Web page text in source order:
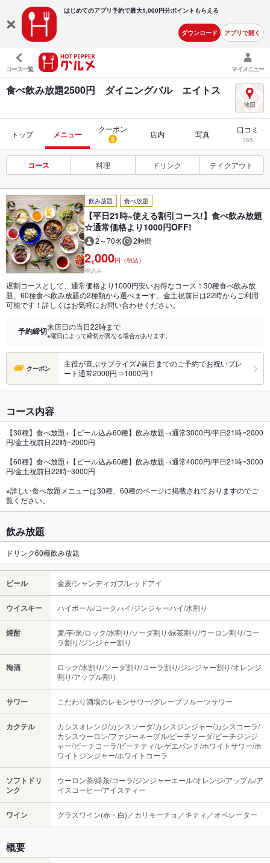
はじめてのアプリ予約で最大1,000円分ポイントもらえる
ダウンロード アプリで開く
コース一覧 マイメニュー
食べ飲み放題2500円 ダイニングバル エイトス
トップ メニュー
クーポン
3 店内 写真 口コミ
165
コース 料理 ドリンク テイクアウト
飲み放題 食べ放題
【平日21時~使える割引コース!】食べ飲み放題
☆通常価格より1000円OFF!
2～70名 2時間
2,000円（税込）
税込み
遅割コースとして、通常価格より1000円安いお得なコース！30種食べ飲み放
題、60種食べ飲み放題の2種類から選べまーす。金土祝前日は22時からご利用
可能です！詳しくはお気軽にお問い合わせください。
予約締切来店日の当日22時まで
※曜日によって締切が異なる場合があります。
クーポン
主役が喜ぶサプライズ♪前日までのご予約でお祝いプレ
ート通常2000円⇒1000円！
コース内容
【30種】食べ放題+【ビール込み60種】飲み放題→通常3000円/平日21時~2000
円/金土祝前日22時~2000円
【60種】食べ放題+【ビール込み60種】飲み放題→通常4000円/平日21時~3000
円/金土祝前日22時~3000円
※詳しい食べ放題メニューは30種、60種のページに掲載されておりますのでご
覧ください。
飲み放題
ドリンク60種飲み放題
ビール 金麦/シャンディガフ/レッドアイ
ウイスキー ハイボール/コークハイ/ジンジャーハイ/水割り
焼酎
麦/芋/米/ロック/水割り/ソーダ割り/緑茶割り/ウーロン割り/コー
ラ割り/ジンジャー割り
梅酒
ロック/水割り/ソーダ割り/コーラ割り/ジンジャー割り/オレンジ
割り/アップル割り
サワー こだわり酒場のレモンサワー/グレープフルーツサワー
カクテル
カシスオレンジ/カシスソーダ/カシスジンジャー/カシスコーラ/
カシスウーロン/ファジーネーブル/ピーチソーダ/ピーチジンジ
ャー/ピーチコーラ/ピーチティ/レゲエパンチ/ホワイトサワー/ホ
ワイトジンジャー/ホワイトコーラ
ソフトドリ
ンク
ウーロン茶/緑茶/コーラ/ジンジャーエール/オレンジ/アップル/ア
イスコーヒー/アイスティー
ワイン グラスワイン(赤・白)／カリモーチョ／キティ／オペレーター
概要